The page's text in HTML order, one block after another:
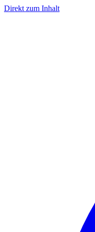
Direkt zum Inhalt